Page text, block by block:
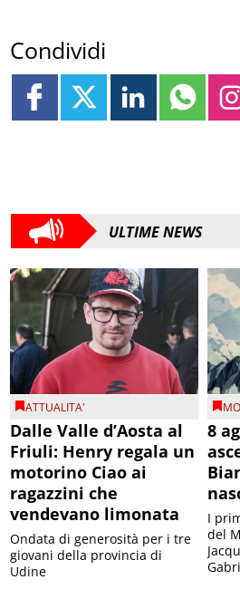
Condividi
ULTIME NEWS
ATTUALITA'
Dalle Valle d’Aosta al
Friuli: Henry regala un
motorino Ciao ai
ragazzini che
vendevano limonata
Ondata di generosità per i tre
giovani della provincia di
Udine
8
I
del